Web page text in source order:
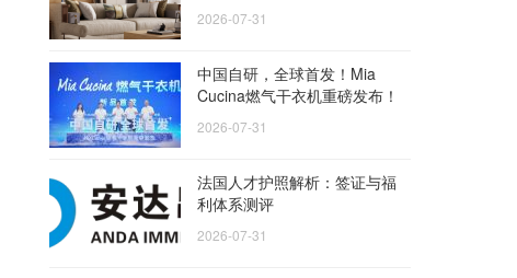
2026-07-31
中国自研，全球首发！Mia
Cucina燃气干衣机重磅发布！
2026-07-31
法国人才护照解析：签证与福
利体系测评
2026-07-31